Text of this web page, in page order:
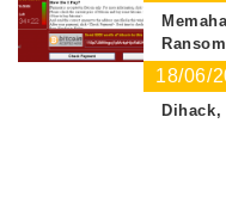
18/06/
Dihack,